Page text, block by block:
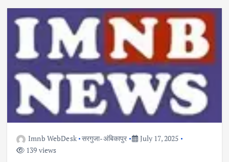
Imnb WebDesk सरगुजा-अंबिकापुर
July 17, 2025
139 views